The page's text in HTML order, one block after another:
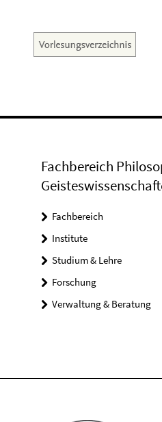
Fachbereich
Fachbereich
Institute
Studium & Lehre
Forschung
Verwaltung & Beratung